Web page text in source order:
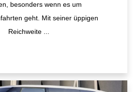
besonders wenn es um
geht. Mit seiner üppigen
Reichweite